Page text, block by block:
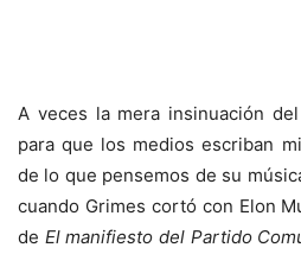
A veces la mera insinuación
para que los medios escriban
de lo que pensemos de su
cuando Grimes cortó con Elon
de El manifiesto del Partido